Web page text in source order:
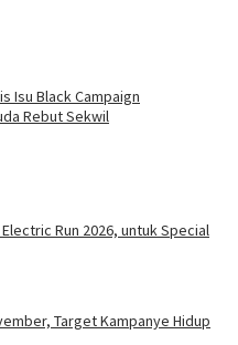
Isu Black Campaign
Rebut Sekwil
Run 2026, untuk Special
Target Kampanye Hidup